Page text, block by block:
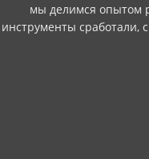
мы делимся опытом
инструменты сработали,